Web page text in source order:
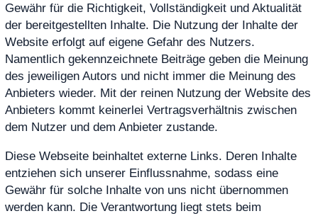
Gewähr für die Richtigkeit, Vollständigkeit und Aktualität
der bereitgestellten Inhalte. Die Nutzung der Inhalte der
Website erfolgt auf eigene Gefahr des Nutzers.
Namentlich gekennzeichnete Beiträge geben die Meinung
des jeweiligen Autors und nicht immer die Meinung des
Anbieters wieder. Mit der reinen Nutzung der Website des
Anbieters kommt keinerlei Vertragsverhältnis zwischen
dem Nutzer und dem Anbieter zustande.
Diese Webseite beinhaltet externe Links. Deren Inhalte
entziehen sich unserer Einflussnahme, sodass eine
Gewähr für solche Inhalte von uns nicht übernommen
werden kann. Die Verantwortung liegt stets beim